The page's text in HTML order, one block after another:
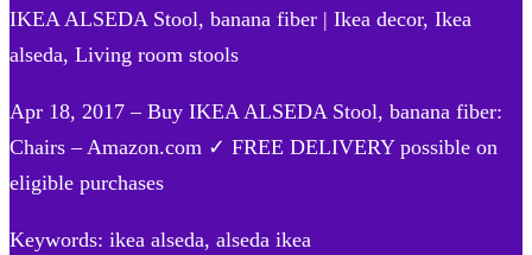
IKEA ALSEDA Stool, banana fiber | Ikea decor, Ikea
alseda, Living room stools
Apr 18, 2017 – Buy IKEA ALSEDA Stool, banana fiber:
Chairs – Amazon.com ✓ FREE DELIVERY possible on
eligible purchases
Keywords: ikea alseda, alseda ikea